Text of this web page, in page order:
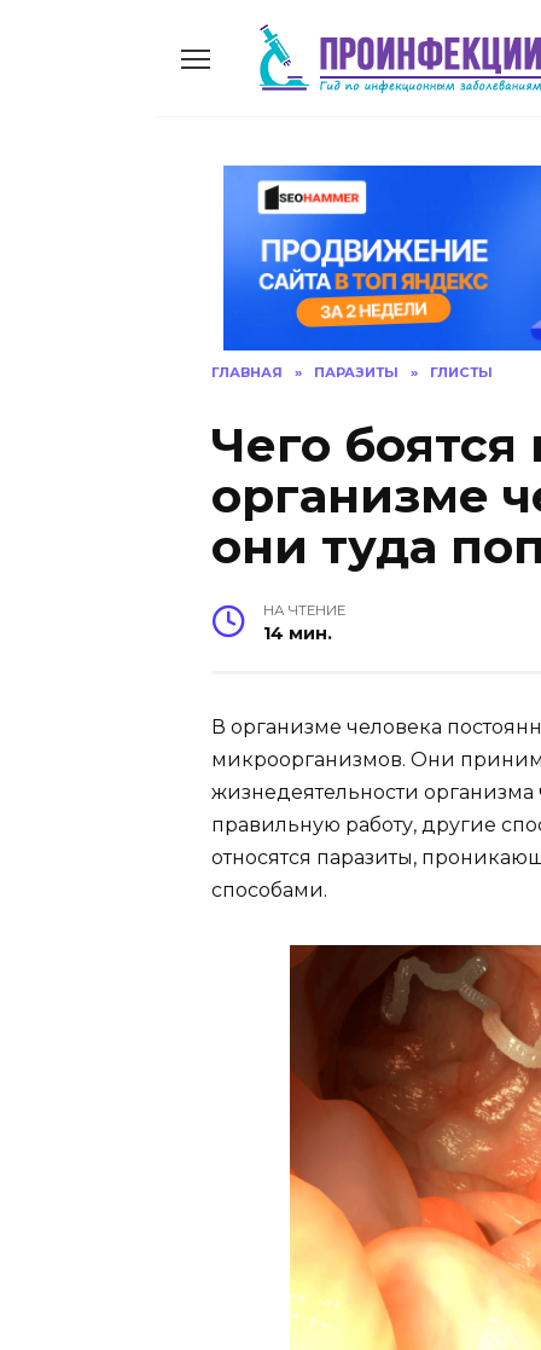
ГЛАВНАЯ » ПАРАЗИТЫ » ГЛИСТЫ
Чего боятся
организме
они туда
НА ЧТЕНИЕ
14 мин.
В организме человека
микроорганизмов. Они
жизнедеятельности
правильную работу, другие
относятся паразиты,
способами.